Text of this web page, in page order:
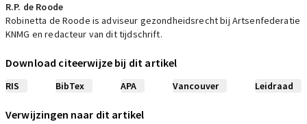
R.P. de Roode
Robinetta de Roode is adviseur gezondheidsrecht bij Artsenfederatie
KNMG en redacteur van dit tijdschrift.
Download citeerwijze bij dit artikel
RIS BibTex APA Vancouver Leidraad
Verwijzingen naar dit artikel